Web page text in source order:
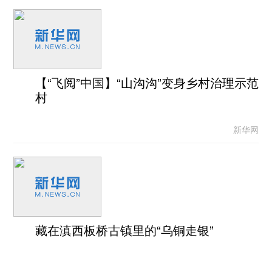
【“飞阅”中国】“山沟沟”变身乡村治理示范
村
新华网
藏在滇西板桥古镇里的“乌铜走银”